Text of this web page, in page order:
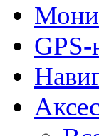
GPS-